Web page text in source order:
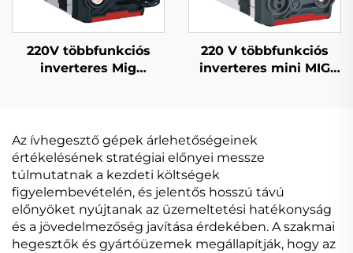
220V többfunkciós
inverteres Mig
hegesztőgép
220 V többfunkciós
inverteres mini MIG
Az ívhegesztő gépek árlehetőségeinek
értékelésének stratégiai előnyei messze
túlmutatnak a kezdeti költségek
figyelembevételén, és jelentős hosszú távú
előnyöket nyújtanak az üzemeltetési hatékonyság
és a jövedelmezőség javítása érdekében. A szakmai
hegesztők és gyártóüzemek megállapítják, hogy az